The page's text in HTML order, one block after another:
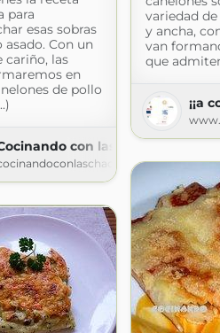
variedad
y ancha,
van
que
¡¡a
para
esas sobras
asado. Con un
cariño, las
en
de pollo
con las Chachas